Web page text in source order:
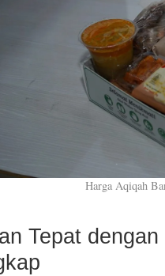
Harga Aqiqah
Tepat